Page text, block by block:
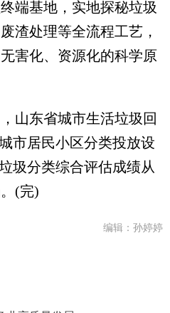
端基地，实地探秘垃圾
渣处理等全流程工艺，
害化、资源化的科学原
东省城市生活垃圾回
市居民小区分类投放设
圾分类综合评估成绩从
(完)
编辑：孙婷婷